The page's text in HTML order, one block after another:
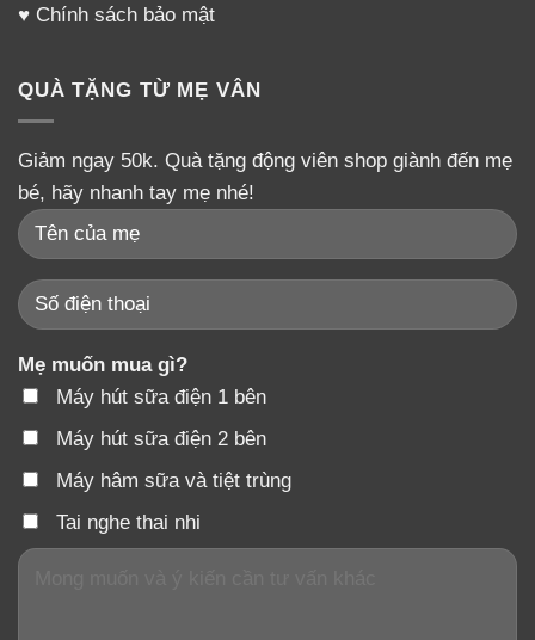
♥ Chính sách bảo mật
QUÀ TẶNG TỪ MẸ VÂN
Giảm ngay 50k. Quà tặng động viên shop giành đến mẹ
bé, hãy nhanh tay mẹ nhé!
Mẹ muốn mua gì?
Máy hút sữa điện 1 bên
Máy hút sữa điện 2 bên
Máy hâm sữa và tiệt trùng
Tai nghe thai nhi